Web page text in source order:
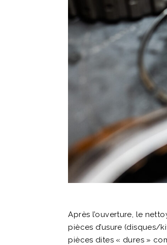
Après l’ouverture, le
pièces d’usure (disques/
pièces dites « dures »